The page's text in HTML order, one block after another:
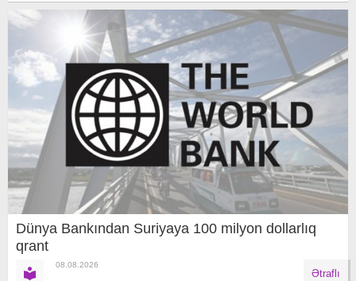
Dünya Bankından Suriyaya 100 milyon dollarlıq
qrant
08.08.2026
Ətraflı